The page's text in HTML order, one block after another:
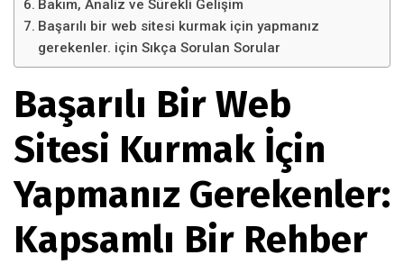
Bakım, Analiz ve Sürekli Gelişim
Başarılı bir web sitesi kurmak için yapmanız
gerekenler. için Sıkça Sorulan Sorular
Başarılı Bir Web
Sitesi Kurmak İçin
Yapmanız Gerekenler:
Kapsamlı Bir Rehber